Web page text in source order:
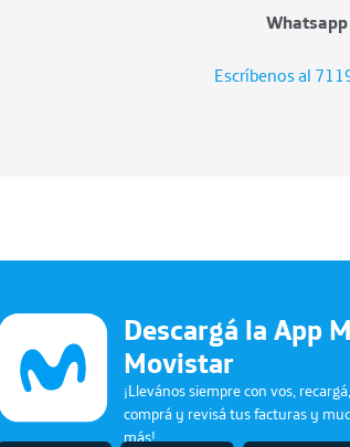
Whatsapp
Escríbenos al
Descargá la App
Movistar
¡Llevános siempre con vos, recargá,
comprá y revisá tus facturas y
más!